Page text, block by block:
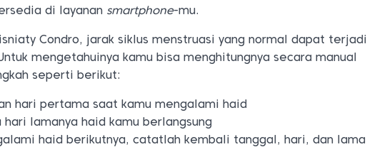
di layanan smartphone-mu.
Condro, jarak siklus menstruasi yang normal dapat terjadi
mengetahuinya kamu bisa menghitungnya secara manual
seperti berikut:
hari pertama saat kamu mengalami haid
lamanya haid kamu berlangsung
haid berikutnya, catatlah kembali tanggal, hari, dan lama